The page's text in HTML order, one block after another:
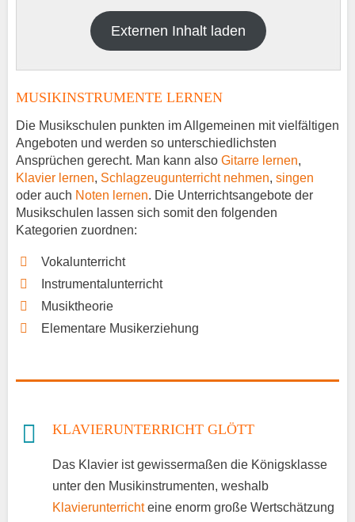
Externen Inhalt laden
MUSIKINSTRUMENTE LERNEN
Die Musikschulen punkten im Allgemeinen mit vielfältigen
Angeboten und werden so unterschiedlichsten
Ansprüchen gerecht. Man kann also Gitarre lernen,
Klavier lernen, Schlagzeugunterricht nehmen, singen
oder auch Noten lernen. Die Unterrichtsangebote der
Musikschulen lassen sich somit den folgenden
Kategorien zuordnen:
Vokalunterricht
Instrumentalunterricht
Musiktheorie
Elementare Musikerziehung
KLAVIERUNTERRICHT GLÖTT
Das Klavier ist gewissermaßen die Königsklasse
unter den Musikinstrumenten, weshalb
Klavierunterrichteine enorm große Wertschätzung